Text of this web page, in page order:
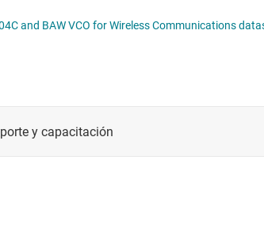
LMK5C33216A 3-DPLL 3-APLL 2-IN 16-OUT Network Synchronizer With JED204B/JED204C and BAW VCO